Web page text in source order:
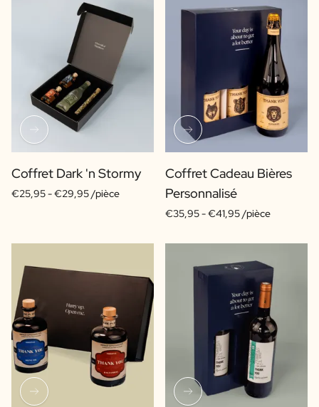
Coffret Dark 'n Stormy
€25,95 -€29,95 /pièce
Coffret Cadeau Bières
Personnalisé
€35,95 -€41,95 /pièce